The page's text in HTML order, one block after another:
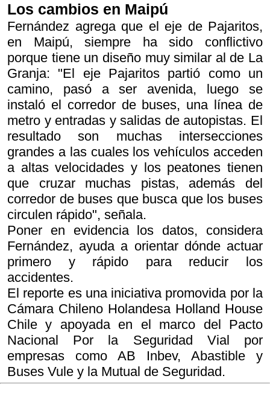
Los cambios en Maipú
Fernández agrega que el eje de Pajaritos,
en Maipú, siempre ha sido conflictivo
porque tiene un diseño muy similar al de La
Granja: "El eje Pajaritos partió como un
camino, pasó a ser avenida, luego se
instaló el corredor de buses, una línea de
metro y entradas y salidas de autopistas. El
resultado son muchas intersecciones
grandes a las cuales los vehículos acceden
a altas velocidades y los peatones tienen
que cruzar muchas pistas, además del
corredor de buses que busca que los buses
circulen rápido", señala.
Poner en evidencia los datos, considera
Fernández, ayuda a orientar dónde actuar
primero y rápido para reducir los
accidentes.
El reporte es una iniciativa promovida por la
Cámara Chileno Holandesa Holland House
Chile y apoyada en el marco del Pacto
Nacional Por la Seguridad Vial por
empresas como AB Inbev, Abastible y
Buses Vule y la Mutual de Seguridad.